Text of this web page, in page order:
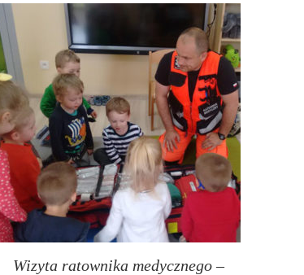
Wizyta ratownika medycznego –